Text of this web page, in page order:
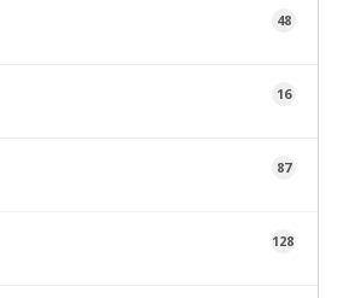
48
16
87
128